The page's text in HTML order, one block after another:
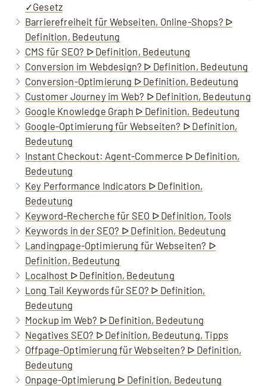
✓Gesetz
Barrierefreiheit für Webseiten, Online-Shops? ᐅ
Definition, Bedeutung
CMS für SEO? ᐅ Definition, Bedeutung
Conversion im Webdesign? ᐅ Definition, Bedeutung
Conversion-Optimierung ᐅ Definition, Bedeutung
Customer Journey im Web? ᐅ Definition, Bedeutung
Google Knowledge Graph ᐅ Definition, Bedeutung
Google-Optimierung für Webseiten? ᐅ Definition,
Bedeutung
Instant Checkout: Agent-Commerce ᐅ Definition,
Bedeutung
Key Performance Indicators ᐅ Definition,
Bedeutung
Keyword-Recherche für SEO ᐅ Definition, Tools
Keywords in der SEO? ᐅ Definition, Bedeutung
Landingpage-Optimierung für Webseiten? ᐅ
Definition, Bedeutung
Localhost ᐅ Definition, Bedeutung
Long Tail Keywords für SEO? ᐅ Definition,
Bedeutung
Mockup im Web? ᐅ Definition, Bedeutung
Negatives SEO? ᐅ Definition, Bedeutung, Tipps
Offpage-Optimierung für Webseiten? ᐅ Definition,
Bedeutung
Onpage-Optimierung ᐅ Definition, Bedeutung